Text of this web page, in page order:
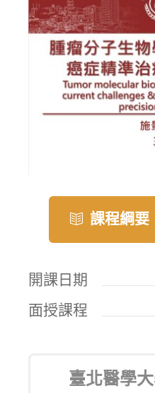
課程綱要
開課日期
面授課程
臺北醫學